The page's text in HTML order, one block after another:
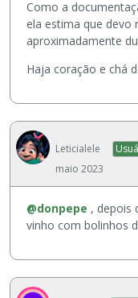
Como a
ela estima que devo
aproximadamente
Haja coração e chá
Leticialele
maio 2023
@donpepe , depois
vinho com bolinhos